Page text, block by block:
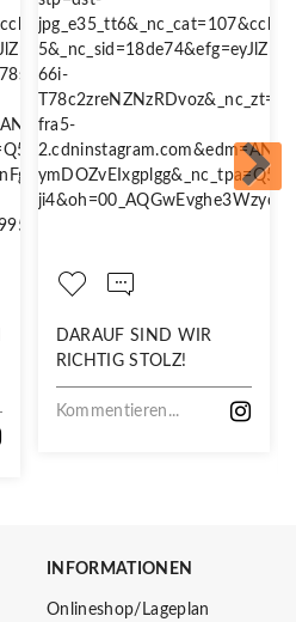
DARAUF SIND WIR
RICHTIG STOLZ!
Kommentieren...
INFORMATIONEN
Onlineshop/Lageplan